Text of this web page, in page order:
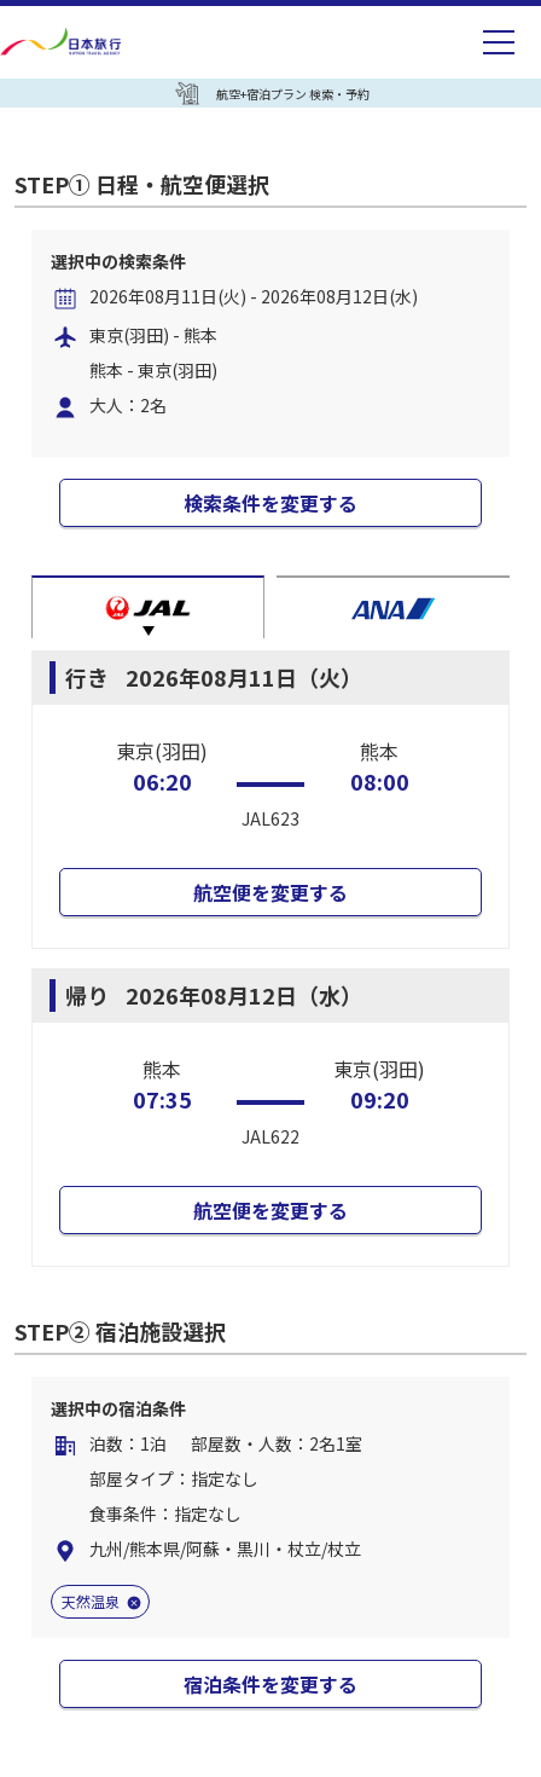
航空+宿泊プラン 検索・予約
STEP① 日程・航空便選択
選択中の検索条件
2026年08月11日(火) - 2026年08月12日(水)
東京(羽田) - 熊本
熊本 - 東京(羽田)
大人：2名
検索条件を変更する
行き 2026年08月11日（火）
東京(羽田)
06:20
JAL623
熊本
08:00
航空便を変更する
帰り 2026年08月12日（水）
熊本
07:35
JAL622
東京(羽田)
09:20
航空便を変更する
STEP② 宿泊施設選択
選択中の宿泊条件
泊数：1泊
部屋数・人数：2名1室
部屋タイプ：指定なし
食事条件：指定なし
九州/熊本県/阿蘇・黒川・杖立/杖立
天然温泉
宿泊条件を変更する